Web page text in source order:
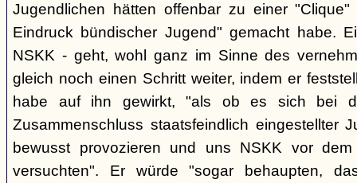
Jugendlichen hätten offenbar zu einer
Eindruck bündischer Jugend" gemacht habe.
NSKK - geht, wohl ganz im Sinne des
gleich noch einen Schritt weiter, indem er
habe auf ihn gewirkt, "als ob es sich bei
Zusammenschluss staatsfeindlich eingestellter
bewusst provozieren und uns NSKK vor dem
versuchten". Er würde "sogar behaupten,